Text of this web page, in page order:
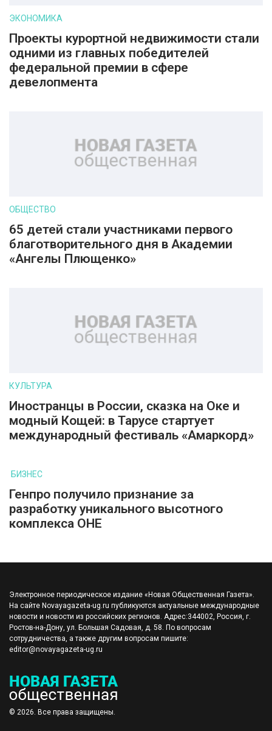
ЭКОНОМИКА
Проекты курортной недвижимости стали
одними из главных победителей
федеральной премии в сфере
девелопмента
ОБЩЕСТВО
65 детей стали участниками первого
благотворительного дня в Академии
«Ангелы Плющенко»
КУЛЬТУРА
Иностранцы в России, сказка на Оке и
модный Кощей: в Тарусе стартует
международный фестиваль «Амаркорд»
БИЗНЕС
Генпро получило признание за
разработку уникального высотного
комплекса ОНЕ
Электронное периодическое издание «Новая Общественная Газета».
На сайте Novayagazeta-ug.ru публикуются актуальные международные
новости и новости из российских регионов. Адрес:344002, Россия, г.
Ростов-на-Дону, ул. Большая Садовая, д. 58. По вопросам
сотрудничества, а также другим вопросам пишите:
editor@novayagazeta-ug.ru
© 2026. Все права защищены.